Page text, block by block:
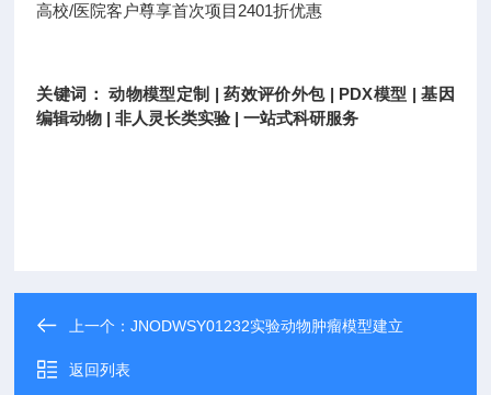
高校/医院客户尊享首次项目2401折优惠
关键词： 动物模型定制 | 药效评价外包 | PDX模型 | 基因
编辑动物 | 非人灵长类实验 | 一站式科研服务
上一个：JNODWSY01232实验动物肿瘤模型建立
返回列表